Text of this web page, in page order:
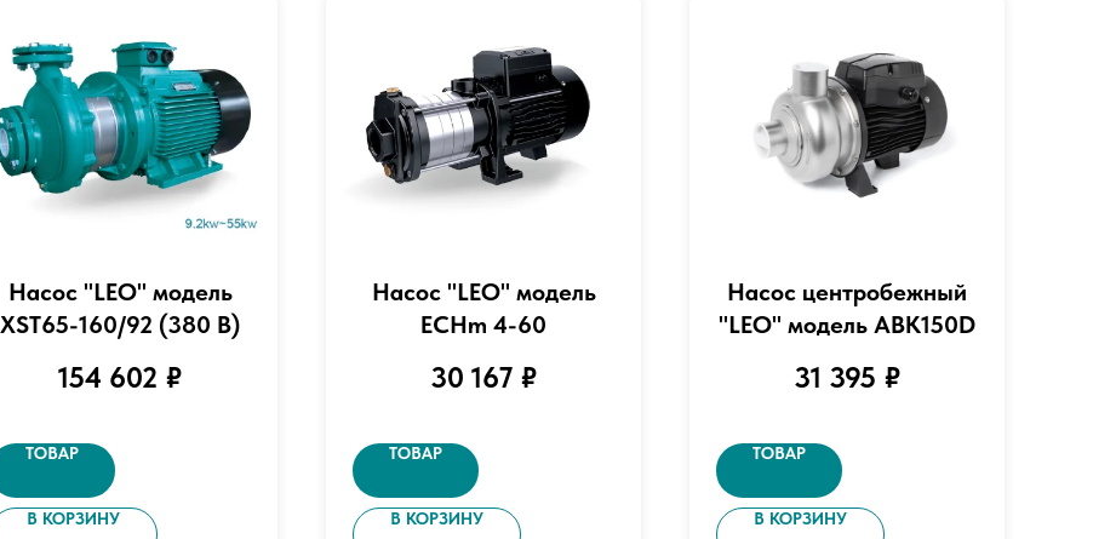
Насос "LEO" модель
XST65-160/92 (380 В)
154 602 ₽
ТОВАР
В КОРЗИНУ
Насос "LEO" модель
ECHm 4-60
30 167 ₽
ТОВАР
В КОРЗИНУ
Насос центробежный
"LEO" модель ABK150D
31 395 ₽
ТОВАР
В КОРЗИНУ